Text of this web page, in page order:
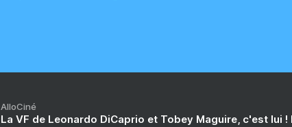
AlloCiné
La VF de Leonardo DiCaprio et Tobey Maguire, c'est lui